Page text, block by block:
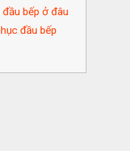
bếp ở đâu
đầu bếp